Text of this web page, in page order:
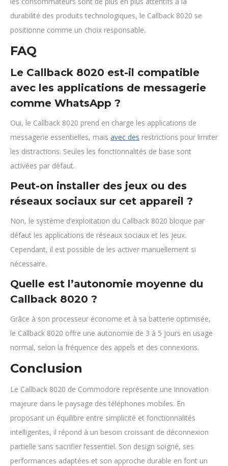
durabilité des produits technologiques, le Callback 8020 se
positionne comme un choix responsable.
FAQ
Le Callback 8020 est-il compatible
avec les applications de messagerie
comme WhatsApp ?
Oui, le Callback 8020 prend en charge les applications de
messagerie essentielles, mais avec des restrictions pour limiter
les distractions. Seules les fonctionnalités de base sont
activées par défaut.
Peut-on installer des jeux ou des
réseaux sociaux sur cet appareil ?
Non, le système d’exploitation du Callback 8020 bloque par
défaut les applications de réseaux sociaux et les jeux.
Cependant, il est possible de les activer manuellement si
nécessaire.
Quelle est l’autonomie moyenne du
Callback 8020 ?
Grâce à son processeur économe et à sa batterie optimisée,
le Callback 8020 offre une autonomie de 3 à 5 jours en usage
normal, selon la fréquence des appels et des connexions.
Conclusion
Le Callback 8020 de Commodore représente une innovation
majeure dans le paysage des téléphones mobiles. En
proposant un équilibre entre simplicité et fonctionnalités
intelligentes, il répond à un besoin croissant de déconnexion
partielle sans sacrifier l’essentiel. Son design soigné, ses
performances adaptées et son approche durable en font un